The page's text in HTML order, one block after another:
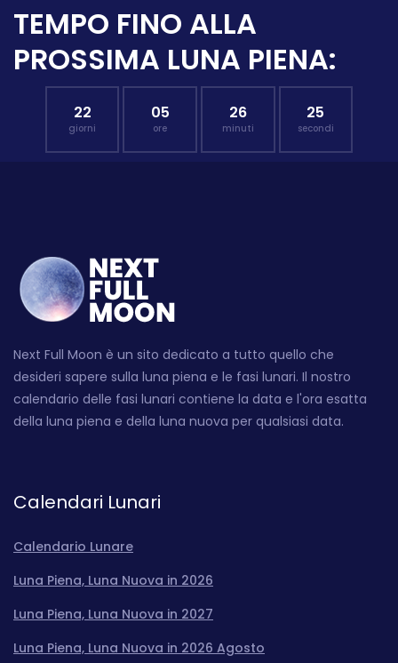
TEMPO FINO ALLA
PROSSIMA LUNA PIENA:
22
giorni
05
ore
26
minuti
24
secondi
Next Full Moon è un sito dedicato a tutto quello che
desideri sapere sulla luna piena e le fasi lunari. Il nostro
calendario delle fasi lunari contiene la data e l'ora esatta
della luna piena e della luna nuova per qualsiasi data.
Calendari Lunari
Calendario Lunare
Luna Piena, Luna Nuova in 2026
Luna Piena, Luna Nuova in 2027
Luna Piena, Luna Nuova in 2026 Agosto